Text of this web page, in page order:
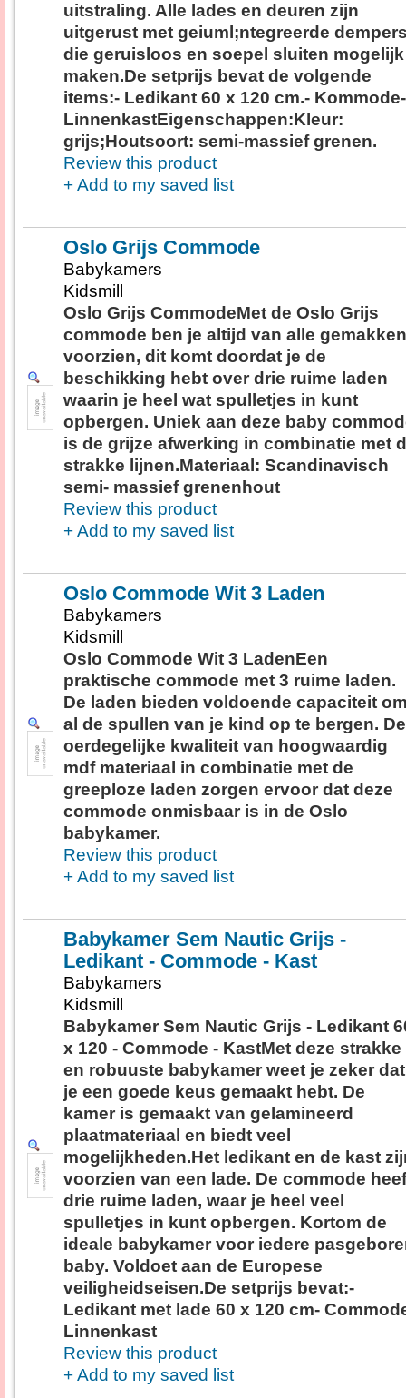
uitstraling. Alle lades en deuren zijn
uitgerust met geiuml;ntegreerde
die geruisloos en soepel sluiten mogelijk
maken.De setprijs bevat de volgende
items:- Ledikant 60 x 120 cm.- Kommode-
LinnenkastEigenschappen:Kleur:
grijs;Houtsoort: semi-massief grenen.
Review this product
+ Add to my saved list
Oslo Grijs Commode
Babykamers
Kidsmill
Oslo Grijs CommodeMet de Oslo Grijs
commode ben je altijd van alle gemakken
voorzien, dit komt doordat je de
beschikking hebt over drie ruime laden
waarin je heel wat spulletjes in kunt
opbergen. Uniek aan deze baby
is de grijze afwerking in combinatie met
strakke lijnen.Materiaal: Scandinavisch
semi- massief grenenhout
Review this product
+ Add to my saved list
Oslo Commode Wit 3 Laden
Babykamers
Kidsmill
Oslo Commode Wit 3 LadenEen
praktische commode met 3 ruime laden.
De laden bieden voldoende capaciteit
al de spullen van je kind op te bergen. De
oerdegelijke kwaliteit van hoogwaardig
mdf materiaal in combinatie met de
greeploze laden zorgen ervoor dat deze
commode onmisbaar is in de Oslo
babykamer.
Review this product
+ Add to my saved list
Babykamer Sem Nautic Grijs -
Ledikant - Commode - Kast
Babykamers
Kidsmill
Babykamer Sem Nautic Grijs - Ledikant
x 120 - Commode - KastMet deze strakke
en robuuste babykamer weet je zeker dat
je een goede keus gemaakt hebt. De
kamer is gemaakt van gelamineerd
plaatmateriaal en biedt veel
mogelijkheden.Het ledikant en de kast
voorzien van een lade. De commode
drie ruime laden, waar je heel veel
spulletjes in kunt opbergen. Kortom de
ideale babykamer voor iedere
baby. Voldoet aan de Europese
veiligheidseisen.De setprijs bevat:-
Ledikant met lade 60 x 120 cm-
Linnenkast
Review this product
+ Add to my saved list